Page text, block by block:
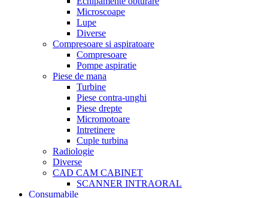
Microscoape
Lupe
Diverse
Compresoare si aspiratoare
Compresoare
Pompe aspiratie
Piese de mana
Turbine
Piese contra-unghi
Piese drepte
Micromotoare
Intretinere
Cuple turbina
Radiologie
Diverse
CAD CAM CABINET
SCANNER INTRAORAL
Consumabile